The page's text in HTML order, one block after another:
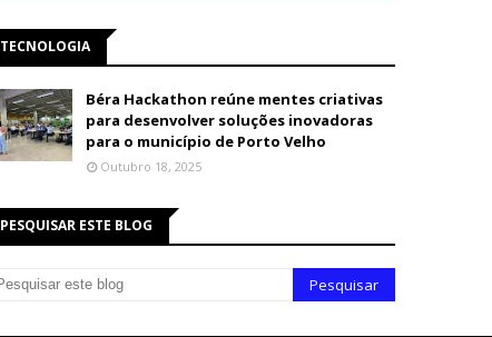
TECNOLOGIA
Béra Hackathon reúne mentes criativas
para desenvolver soluções inovadoras
para o município de Porto Velho
Outubro 18, 2025
PESQUISAR ESTE BLOG